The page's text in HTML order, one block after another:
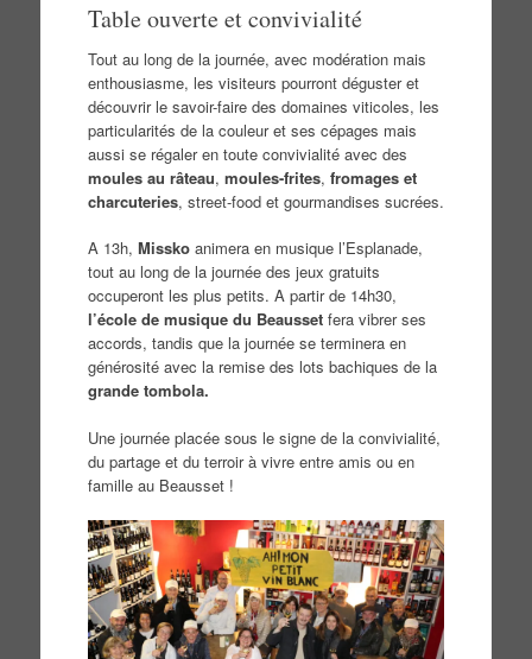
Table ouverte et convivialité
Tout au long de la journée, avec modération mais
enthousiasme, les visiteurs pourront déguster et
découvrir le savoir-faire des domaines viticoles, les
particularités de la couleur et ses cépages mais
aussi se régaler en toute convivialité avec des
moules au râteau, moules-frites, fromages et
charcuteries, street-food et gourmandises sucrées.
A 13h, Missko animera en musique l’Esplanade,
tout au long de la journée des jeux gratuits
occuperont les plus petits. A partir de 14h30,
l’école de musique du Beaussetfera vibrer ses
accords, tandis que la journée se terminera en
générosité avec la remise des lots bachiques de la
grande tombola.
Une journée placée sous le signe de la convivialité,
du partage et du terroir à vivre entre amis ou en
famille au Beausset !